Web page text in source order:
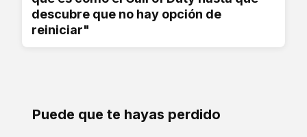
descubre que no hay opción de
reiniciar"
Puede que te hayas perdido